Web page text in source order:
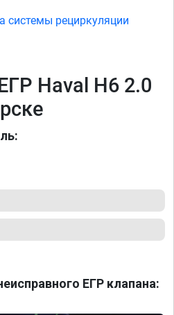
системы рециркуляции
Haval H6 2.0
ЕГР клапана: